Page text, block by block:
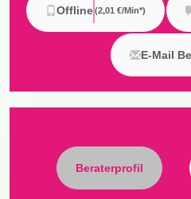
Offline(2,01 €/min*)
E-Mail
Beraterprofil